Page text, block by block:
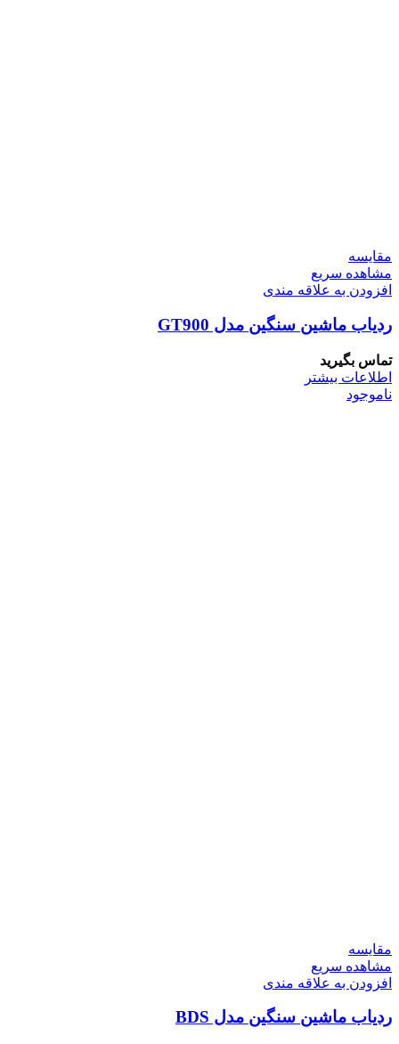
مقایسه
مشاهده سریع
افزودن به علاقه مندی
ردیاب ماشین سنگین مدل GT900
تماس بگیرید
اطلاعات بیشتر
ناموجود
مقایسه
مشاهده سریع
افزودن به علاقه مندی
ردیاب ماشین سنگین مدل BDS